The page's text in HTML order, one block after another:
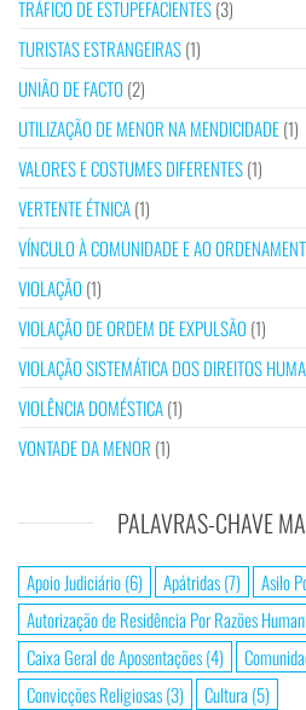
TRÁFICO DE ESTUPEFACIENTES(3)
TURISTAS ESTRANGEIRAS(1)
UNIÃO DE FACTO (2)
UTILIZAÇÃO DE MENOR NA MENDICIDADE(1)
VALORES E COSTUMES DIFERENTES(1)
VERTENTE ÉTNICA(1)
VÍNCULO À COMUNIDADE E AO
VIOLAÇÃO (1)
VIOLAÇÃO DE ORDEM DE EXPULSÃO (1)
VIOLAÇÃO SISTEMÁTICA DOS DIREITOS
VIOLÊNCIA DOMÉSTICA(1)
VONTADE DA MENOR (1)
PALAVRAS-CHAVE
Apoio Judiciário(6) Apátridas(7) Asilo
Autorização de Residência Por Razões
Caixa Geral de Aposentações(4)
Convicções Religiosas(3) Cultura (5)